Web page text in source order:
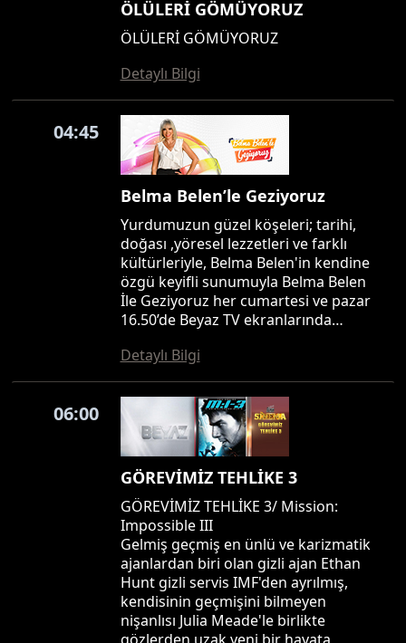
ÖLÜLERİ GÖMÜYORUZ
ÖLÜLERİ GÖMÜYORUZ
Detaylı Bilgi
04:45
Belma Belen’le Geziyoruz
Yurdumuzun güzel köşeleri; tarihi,
doğası ,yöresel lezzetleri ve farklı
kültürleriyle, Belma Belen'in kendine
özgü keyifli sunumuyla Belma Belen
İle Geziyoruz her cumartesi ve pazar
16.50’de Beyaz TV ekranlarında…
Detaylı Bilgi
06:00
GÖREVİMİZ TEHLİKE 3
GÖREVİMİZ TEHLİKE 3/ Mission:
Impossible III
Gelmiş geçmiş en ünlü ve karizmatik
ajanlardan biri olan gizli ajan Ethan
Hunt gizli servis IMF'den ayrılmış,
kendisinin geçmişini bilmeyen
nişanlısı Julia Meade'le birlikte